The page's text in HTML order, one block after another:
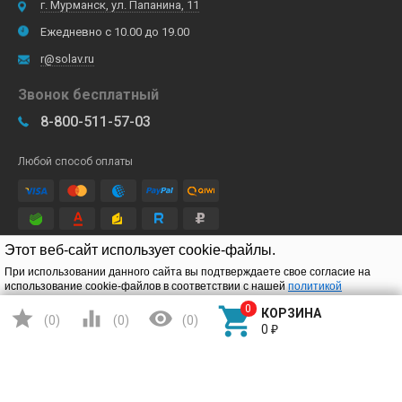
Этот веб-сайт использует cookie-файлы.
При использовании данного сайта вы подтверждаете свое согласие на
использование cookie-файлов в соответствии с нашейполитикой
Подтверждаю
г. Мурманск, ул. Папанина, 11
Ежедневно с 10.00 до 19.00
r@solav.ru
Звонок бесплатный
8-800-511-57-03
Любой способ оплаты
 (0)  (0)  (0) 
КОРЗИНА
0 ₽